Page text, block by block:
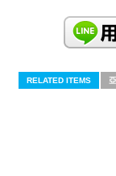
RELATED ITEMS